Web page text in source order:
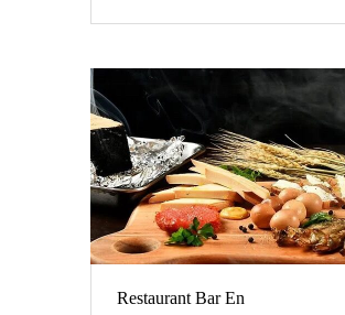
Restaurant Bar En